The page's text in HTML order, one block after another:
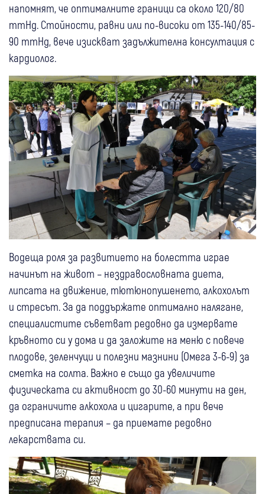
напомнят, че оптималните граници са около 120/80
mmHg. Стойности, равни или по-високи от 135-140/85-
90 mmHg, вече изискват задължителна консултация с
кардиолог.
Водеща роля за развитието на болестта играе
начинът на живот – нездравословната диета,
липсата на движение, тютюнопушенето, алкохолът
и стресът. За да поддържате оптимално налягане,
специалистите съветват редовно да измервате
кръвното си у дома и да заложите на меню с повече
плодове, зеленчуци и полезни мазнини (Омега 3-6-9) за
сметка на солта. Важно е също да увеличите
физическата си активност до 30-60 минути на ден,
да ограничите алкохола и цигарите, а при вече
предписана терапия – да приемате редовно
лекарствата си.